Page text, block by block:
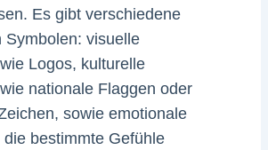
Es gibt verschiedene
Symbolen: visuelle
Logos, kulturelle
nationale Flaggen oder
sowie emotionale
die bestimmte Gefühle